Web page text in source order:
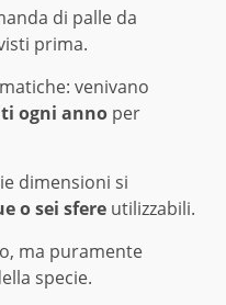
di palle da
prima.
venivano
ogni anno per
dimensioni si
o sei sfere utilizzabili.
ma puramente
specie.